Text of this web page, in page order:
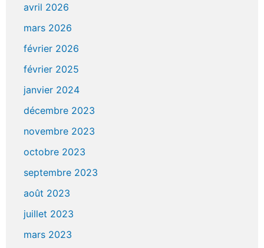
avril 2026
mars 2026
février 2026
février 2025
janvier 2024
décembre 2023
novembre 2023
octobre 2023
septembre 2023
août 2023
juillet 2023
mars 2023